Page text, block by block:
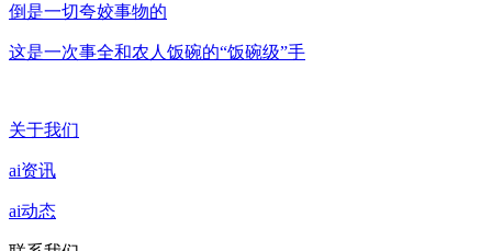
倒是一切夸姣事物的
这是一次事全和农人饭碗的“饭碗级”手
关于我们
ai资讯
ai动态